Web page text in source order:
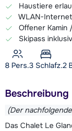
Haustiere
WLAN-
Offener Kamin
Skipass
8 Pers.3 Schlafz.2
Beschreibung
(Der
Das Chalet Le